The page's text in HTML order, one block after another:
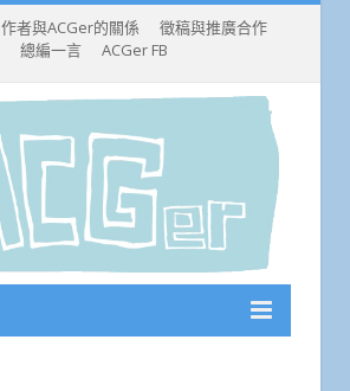
作者與ACGer的關係
徵稿與推廣合作
總編一言
ACGer FB